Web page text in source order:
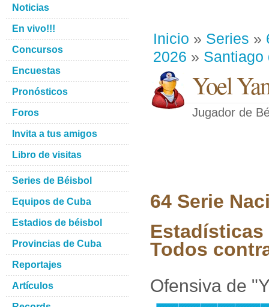
Inicio » Series »
2026 » Santiago
Yoel
Jugador de
64 Serie
Estadísticas
Todos
Ofensiva de
Noticias
En vivo!!!
Concursos
Encuestas
Pronósticos
Foros
Invita a tus amigos
Libro de visitas
Series de Béisbol
Equipos de Cuba
Estadios de béisbol
Provincias de Cuba
Reportajes
Artículos